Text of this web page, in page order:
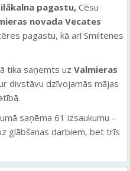
pagastu, Cēsu
novada Vecates
pagastu, kā arī Smiltenes
tika saņemts uz Valmieras
divstāvu dzīvojamās mājas
saņēma 61 izsaukumu –
glābšanas darbiem, bet trīs